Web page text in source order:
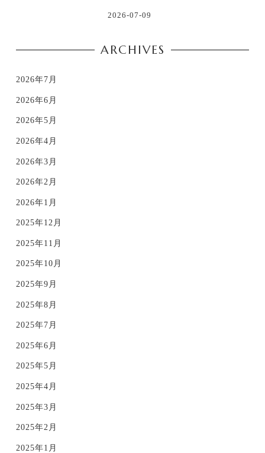
2026-07-09
ARCHIVES
2026年7月
2026年6月
2026年5月
2026年4月
2026年3月
2026年2月
2026年1月
2025年12月
2025年11月
2025年10月
2025年9月
2025年8月
2025年7月
2025年6月
2025年5月
2025年4月
2025年3月
2025年2月
2025年1月